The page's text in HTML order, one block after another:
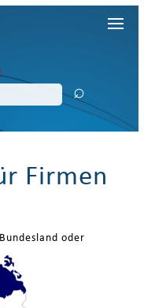
Firmen
oder